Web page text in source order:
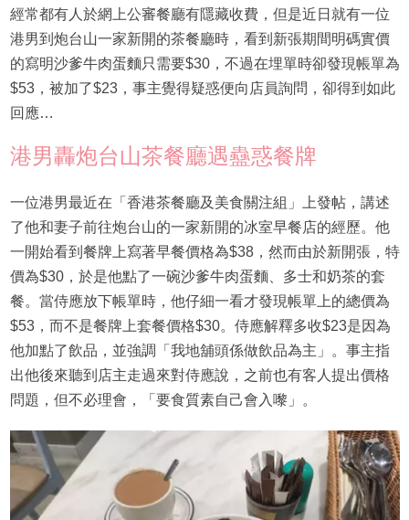
經常都有人於網上公審餐廳有隱藏收費，但是近日就有一位
港男到炮台山一家新開的茶餐廳時，看到新張期間明碼實價
的寫明沙爹牛肉蛋麵只需要$30，不過在埋單時卻發現帳單為
$53，被加了$23，事主覺得疑惑便向店員詢問，卻得到如此
回應…
港男轟炮台山茶餐廳遇蠱惑餐牌
一位港男最近在「香港茶餐廳及美食關注組」上發帖，講述
了他和妻子前往炮台山的一家新開的冰室早餐店的經歷。他
一開始看到餐牌上寫著早餐價格為$38，然而由於新開張，特
價為$30，於是他點了一碗沙爹牛肉蛋麵、多士和奶茶的套
餐。當侍應放下帳單時，他仔細一看才發現帳單上的總價為
$53，而不是餐牌上套餐價格$30。侍應解釋多收$23是因為
他加點了飲品，並強調「我地舖頭係做飲品為主」。事主指
出他後來聽到店主走過來對侍應說，之前也有客人提出價格
問題，但不必理會，「要食質素自己會入嚟」。